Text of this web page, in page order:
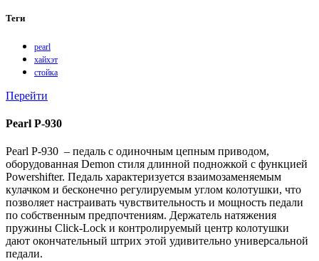
Теги
pearl
хайхэт
стойка
Перейти
Pearl P-930
Pearl P-930 – педаль с одиночным цепным приводом,
оборудованная Demon стиля длинной подножкой с функцией
Powershifter. Педаль характеризуется взаимозаменяемым
кулачком и бесконечно регулируемым углом колотушки, что
позволяет настраивать чувствительность и мощность педали
по собственным предпочтениям. Держатель натяжения
пружины Click-Lock и контролируемый центр колотушки
дают окончательный штрих этой удивительно универсальной
педали.